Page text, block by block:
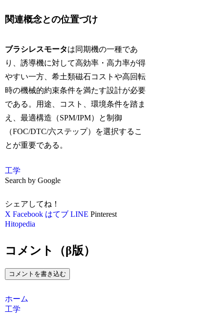
関連概念との位置づけ
ブラシレスモータは同期機の一種であ
り、誘導機に対して高効率・高力率が得
やすい一方、希土類磁石コストや高回転
時の機械的約束条件を満たす設計が必要
である。用途、コスト、環境条件を踏ま
え、最適構造（SPM/IPM）と制御
（FOC/DTC/六ステップ）を選択するこ
とが重要である。
工学
Search by Google
シェアしてね！
X Facebook はてブ LINE Pinterest
Hitopedia
コメント（β版）
コメントを書き込む
ホーム
工学